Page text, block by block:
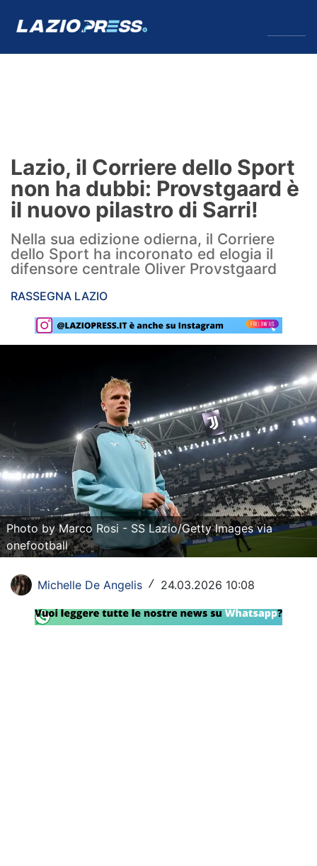
Formello
Infortuni
Primavera
Calciomercato
Lazio Women
Rassegna Lazio
Champions League
Europa League
Altri Sport
Formula 1
Tennis
Vela
Lazio, il Corriere dello Sport
non ha dubbi: Provstgaard è
il nuovo pilastro di Sarri!
Nella sua edizione odierna, il Corriere
dello Sport ha incoronato ed elogia il
difensore centrale Oliver Provstgaard
RASSEGNA LAZIO
Photo by Marco Rosi - SS Lazio/Getty Images via
onefootball
Michelle De Angelis / 24.03.2026 10:08